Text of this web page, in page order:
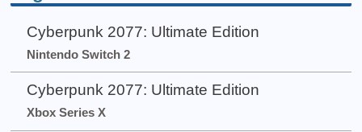
Cyberpunk 2077: Ultimate Edition
Nintendo Switch 2
Cyberpunk 2077: Ultimate Edition
Xbox Series X